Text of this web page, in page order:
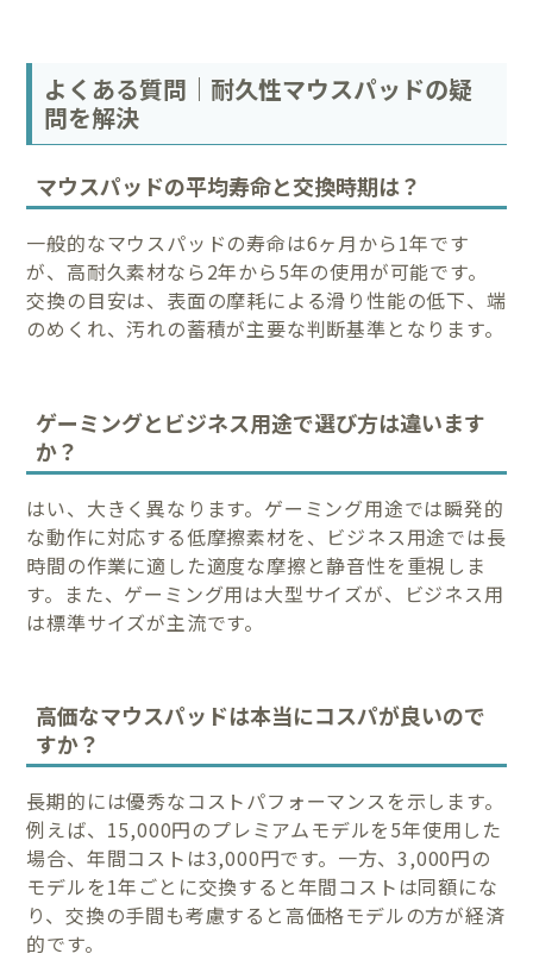
よくある質問｜耐久性マウスパッドの疑
問を解決
マウスパッドの平均寿命と交換時期は？
一般的なマウスパッドの寿命は6ヶ月から1年です
が、高耐久素材なら2年から5年の使用が可能です。
交換の目安は、表面の摩耗による滑り性能の低下、端
のめくれ、汚れの蓄積が主要な判断基準となります。
ゲーミングとビジネス用途で選び方は違います
か？
はい、大きく異なります。ゲーミング用途では瞬発的
な動作に対応する低摩擦素材を、ビジネス用途では長
時間の作業に適した適度な摩擦と静音性を重視しま
す。また、ゲーミング用は大型サイズが、ビジネス用
は標準サイズが主流です。
高価なマウスパッドは本当にコスパが良いので
すか？
長期的には優秀なコストパフォーマンスを示します。
例えば、15,000円のプレミアムモデルを5年使用した
場合、年間コストは3,000円です。一方、3,000円の
モデルを1年ごとに交換すると年間コストは同額にな
り、交換の手間も考慮すると高価格モデルの方が経済
的です。